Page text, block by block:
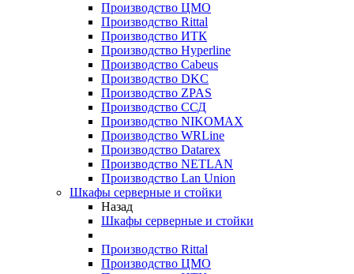
Производство ЦМО
Производство Rittal
Производство ИТК
Производство Hyperline
Производство Cabeus
Производство DKC
Производство ZPAS
Производство ССД
Производство NIKOMAX
Производство WRLine
Производство Datarex
Производство NETLAN
Производство Lan Union
Шкафы серверные и стойки
Назад
Шкафы серверные и стойки
Производство Rittal
Производство ЦМО